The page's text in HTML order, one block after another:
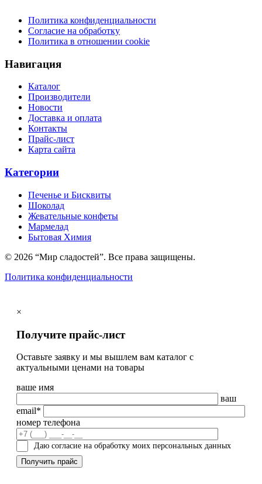
Политика конфиденциальности
Согласие на обработку
Политика в отношении cookie
Навигация
Каталог
Производители
Новости
Доставка и оплата
Контакты
Прайс-лист
Карта сайта
Категории
Печенье и Бисквиты
Шоколад
Жевательные конфеты
Мармелад
Бытовая Химия
© 2026 “Мир сладостей”. Все права защищены.
Политика конфиденциальности
×
Получите прайс-лист
Оставьте заявку и мы вышлем вам каталог с
актуальными ценами на товары
ваше имя
ваш
email*
номер телефона
Даю согласие на обработку моих персональных данных